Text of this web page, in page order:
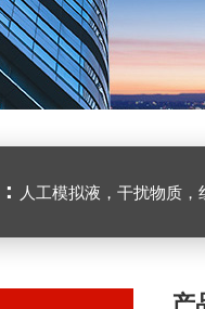
人工模拟液，干扰物质